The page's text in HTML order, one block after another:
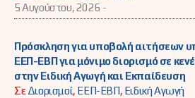
5 Αυγούστου, 2026 -
Πρόσκληση για υποβολή αιτήσεων
ΕΕΠ-ΕΒΠ για μόνιμο διορισμό σε
στην Ειδική Αγωγή και Εκπαίδευση
ΣεΔιορισμοί, ΕΕΠ-ΕΒΠ, Ειδική Αγωγή